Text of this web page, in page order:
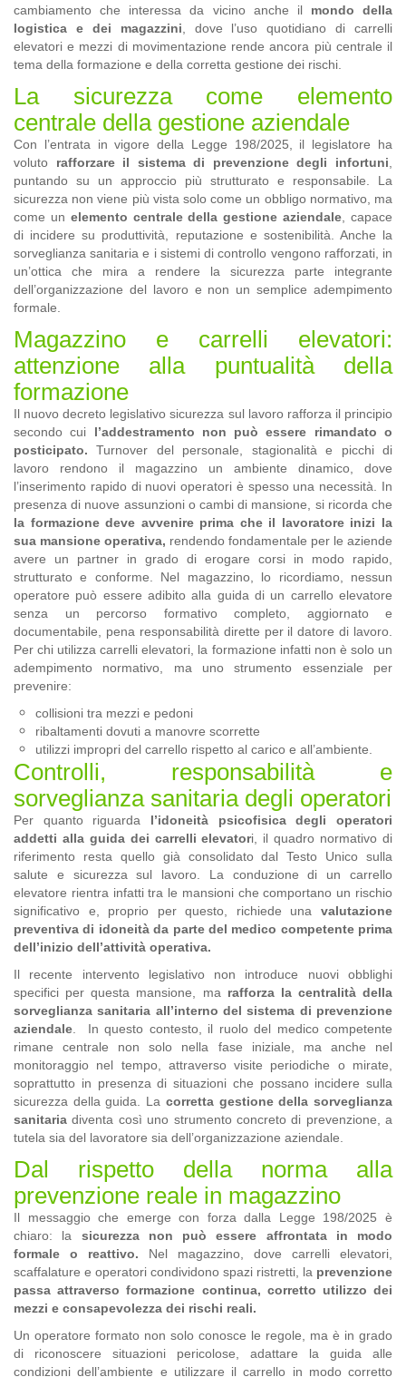
cambiamento che interessa da vicino anche il mondo della
logistica e dei magazzini , dove l’uso quotidiano di carrelli
elevatori e mezzi di movimentazione rende ancora più centrale il
tema della formazione e della corretta gestione dei rischi.
La sicurezza come elemento
centrale della gestione aziendale
Con l’entrata in vigore della Legge 198/2025, il legislatore ha
voluto rafforzare il sistema di prevenzione degli infortuni
puntando su un approccio più strutturato e responsabile. La
sicurezza non viene più vista solo come un obbligo normativo, ma
come un elemento centrale della gestione aziendale , capace
di incidere su produttività, reputazione e sostenibilità. Anche la
sorveglianza sanitaria e i sistemi di controllo vengono rafforzati, in
un’ottica che mira a rendere la sicurezza parte integrante
dell’organizzazione del lavoro e non un semplice adempimento
formale.
Magazzino e carrelli elevatori:
attenzione alla puntualità della
formazione
Il nuovo decreto legislativo sicurezza sul lavoro rafforza il principio
secondo cui l’addestramento non può essere rimandato o
posticipato. Turnover del personale, stagionalità e picchi di
lavoro rendono il magazzino un ambiente dinamico, dove
l’inserimento rapido di nuovi operatori è spesso una necessità. In
presenza di nuove assunzioni o cambi di mansione, si ricorda che
la formazione deve avvenire prima che il lavoratore inizi la
sua mansione operativa, rendendo fondamentale per le aziende
avere un partner in grado di erogare corsi in modo rapido,
strutturato e conforme. Nel magazzino, lo ricordiamo, nessun
operatore può essere adibito alla guida di un carrello elevatore
senza un percorso formativo completo, aggiornato e
documentabile, pena responsabilità dirette per il datore di lavoro.
Per chi utilizza carrelli elevatori, la formazione infatti non è solo un
adempimento normativo, ma uno strumento essenziale per
prevenire:
collisioni tra mezzi e pedoni
ribaltamenti dovuti a manovre scorrette
utilizzi impropri del carrello rispetto al carico e all’ambiente.
Controlli, responsabilità e
sorveglianza sanitaria degli operatori
Per quanto riguarda l’idoneità psicofisica degli operatori
addetti alla guida dei carrelli elevatori, il quadro normativo di
riferimento resta quello già consolidato dal Testo Unico sulla
salute e sicurezza sul lavoro. La conduzione di un carrello
elevatore rientra infatti tra le mansioni che comportano un rischio
significativo e, proprio per questo, richiede una valutazione
preventiva di idoneità da parte del medico competente prima
dell’inizio dell’attività operativa.
Il recente intervento legislativo non introduce nuovi obblighi
specifici per questa mansione, ma rafforza la centralità della
sorveglianza sanitaria all’interno del sistema di prevenzione
aziendale
In questo contesto, il ruolo del medico competente
rimane centrale non solo nella fase iniziale, ma anche nel
monitoraggio nel tempo, attraverso visite periodiche o mirate,
soprattutto in presenza di situazioni che possano incidere sulla
sicurezza della guida. La corretta gestione della sorveglianza
sanitaria diventa così uno strumento concreto di prevenzione, a
tutela sia del lavoratore sia dell’organizzazione aziendale.
Dal rispetto della norma alla
prevenzione reale in magazzino
Il messaggio che emerge con forza dalla Legge 198/2025 è
chiaro: la sicurezza non può essere affrontata in modo
formale o reattivo. Nel magazzino, dove carrelli elevatori,
scaffalature e operatori condividono spazi ristretti, la prevenzione
passa attraverso formazione continua, corretto utilizzo dei
mezzi e consapevolezza dei rischi reali.
Un operatore formato non solo conosce le regole, ma è in grado
di riconoscere situazioni pericolose, adattare la guida alle
condizioni dell’ambiente e utilizzare il carrello in modo corretto